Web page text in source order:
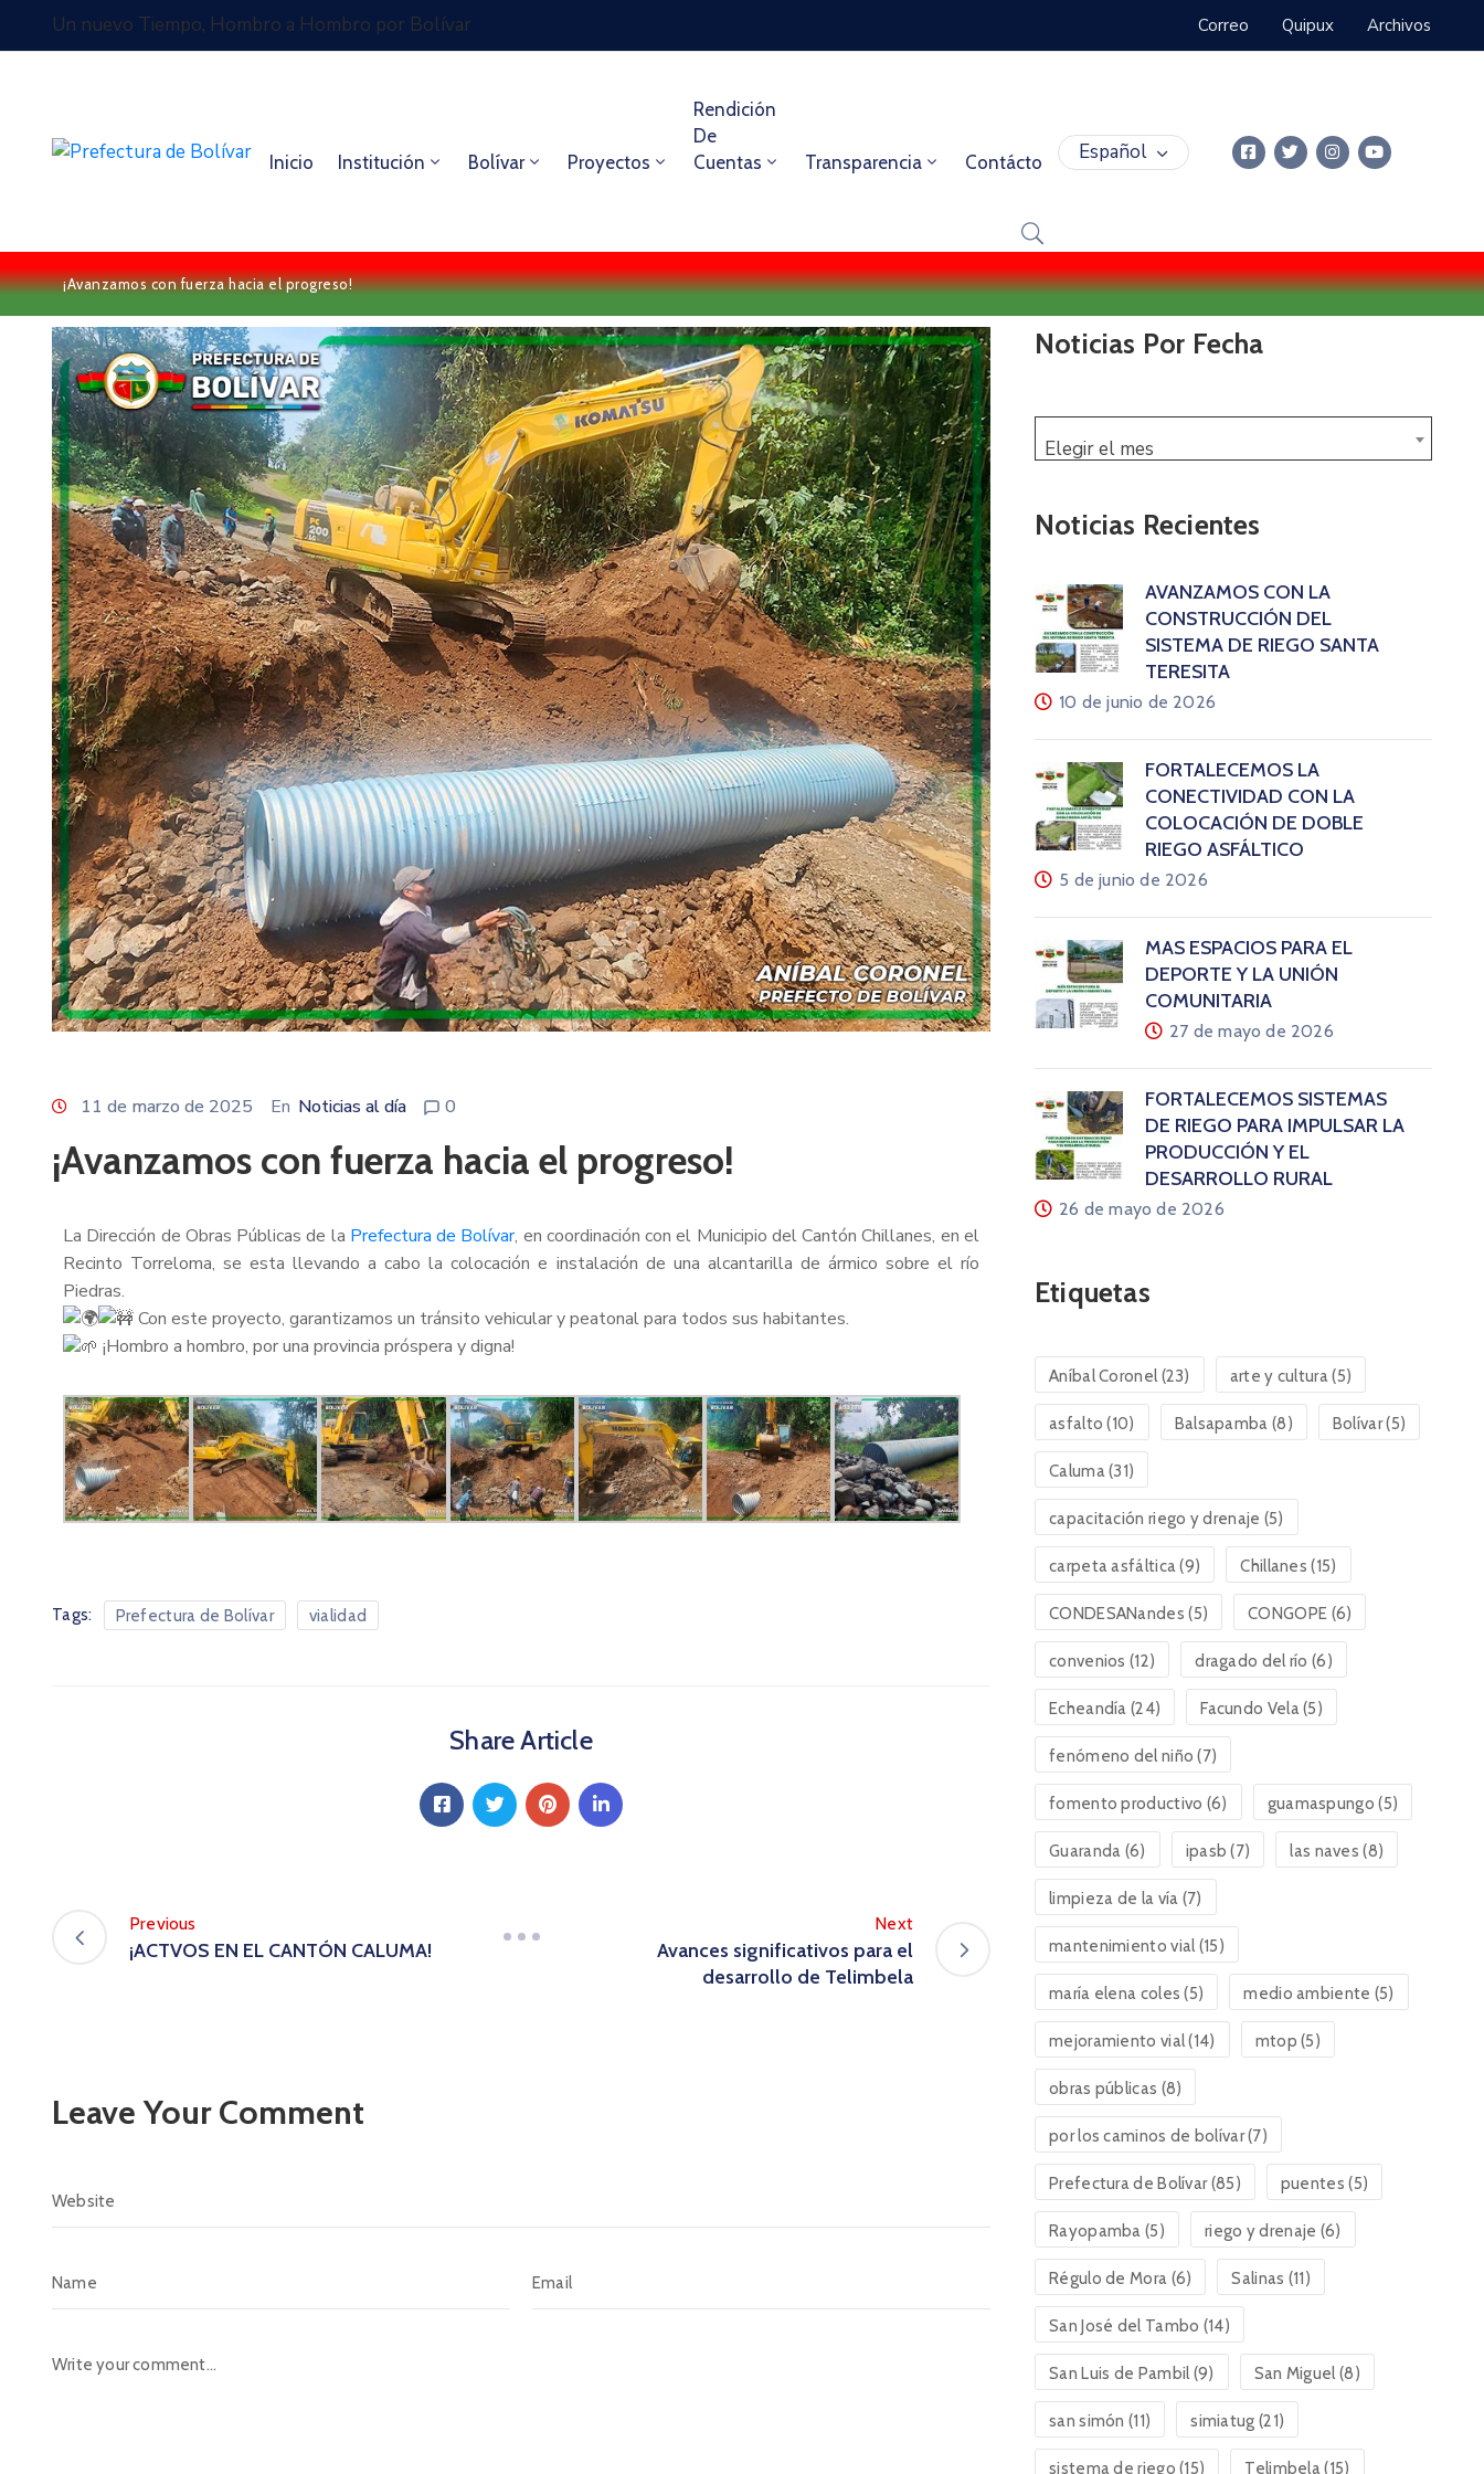
Un nuevo Tiempo, Hombro a Hombro por Bolívar Correo Quipux Archivos
Inicio Institución Bolívar Proyectos
Rendición
De
Cuentas
Transparencia Contácto Español
¡Avanzamos con fuerza hacia el progreso!
11 de marzo de 2025 En Noticias al día 0
¡Avanzamos con fuerza hacia el progreso!
La Dirección de Obras Públicas de la Prefectura de Bolívar, en coordinación con el Municipio del Cantón Chillanes, en el
Recinto Torreloma, se esta llevando a cabo la colocación e instalación de una alcantarilla de ármico sobre el río
Piedras.
Con este proyecto, garantizamos un tránsito vehicular y peatonal para todos sus habitantes.
¡Hombro a hombro, por una provincia próspera y digna!
Tags: Prefectura de Bolívar vialidad
Share Article
Previous
¡ACTVOS EN EL CANTÓN CALUMA!
Next
Avances significativos para el
desarrollo de Telimbela
Leave Your Comment
Noticias Por Fecha
Elegir el mes
Noticias Recientes
AVANZAMOS CON LA
CONSTRUCCIÓN DEL
SISTEMA DE RIEGO SANTA
TERESITA
10 de junio de 2026
FORTALECEMOS LA
CONECTIVIDAD CON LA
COLOCACIÓN DE DOBLE
RIEGO ASFÁLTICO
5 de junio de 2026
MÁS ESPACIOS PARA EL
DEPORTE Y LA UNIÓN
COMUNITARIA
27 de mayo de 2026
FORTALECEMOS SISTEMAS
DE RIEGO PARA IMPULSAR LA
PRODUCCIÓN Y EL
DESARROLLO RURAL
26 de mayo de 2026
Etiquetas
Aníbal Coronel(23) arte y cultura(5)
asfalto (10) Balsapamba (8) Bolívar(5)
Caluma(31)
capacitación riego y drenaje (5)
carpeta asfáltica(9) Chillanes (15)
CONDESANandes (5) CONGOPE (6)
convenios (12) dragado del río (6)
Echeandía (24) Facundo Vela(5)
fenómeno del niño (7)
fomento productivo (6) guamaspungo (5)
Guaranda (6) ipasb (7) las naves (8)
limpieza de la vía (7)
mantenimiento vial(15)
maría elena coles (5) medio ambiente (5)
mejoramiento vial(14) mtop (5)
obras públicas (8)
por los caminos de bolívar(7)
Prefectura de Bolívar(85) puentes (5)
Rayopamba (5) riego y drenaje (6)
Régulo de Mora (6) Salinas (11)
San José del Tambo (14)
San Luis de Pambil(9) San Miguel(8)
san simón (11) simiatug (21)
sistema de riego (15) Telimbela(15)